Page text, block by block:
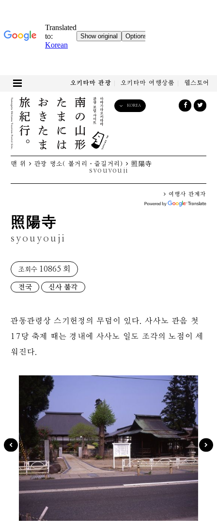
오키타마 관광 오키타마 여행상품 웹스토어
KOREA
繁體中文
맨 위 관광 명소( 볼거리・즐길거리) 照陽寺
syouyouji
여행사 관계자
照陽寺
syouyouji
조회수 10865 회
전국 신사 불각
관동관령상 스기헌정의 무덤이 있다. 사사노 관음 첫
17당 축제 때는 경내에 사사노 일도 조각의 노점이 세
워진다.